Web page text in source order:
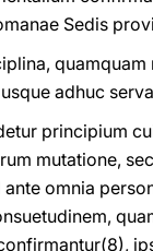
Sedis
adhuc
principium
mutatione,
ante omnia